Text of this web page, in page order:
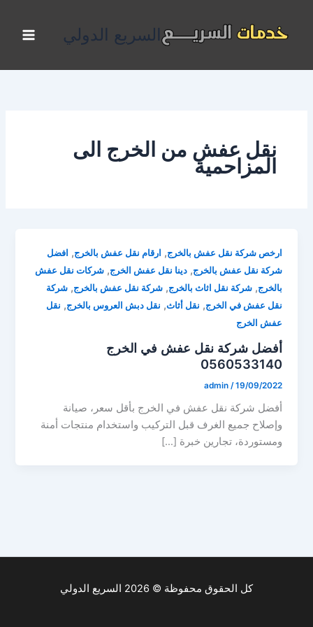
المحتوى
السريع الدولي
نقل عفش من الخرج الى
المزاحمية
ارخص شركة نقل عفش بالخرج, ارقام نقل عفش بالخرج, افضل
شركة نقل عفش بالخرج,دينا نقل عفش الخرج,شركات نقل عفش
بالخرج,شركة نقل اثاث بالخرج,شركة نقل عفش بالخرج,شركة
نقل عفش في الخرج, نقل أثاث, نقل دبش العروس بالخرج, نقل
عفش الخرج
أفضل شركة نقل عفش في الخرج
0560533140
admin /19/09/2022
أفضل شركة نقل عفش في الخرج بأقل سعر، صيانة
وإصلاح جميع الغرف قبل التركيب واستخدام منتجات أمنة
ومستوردة، تجارين خبرة […]
كل الحقوق محفوظة © 2026 السريع الدولي